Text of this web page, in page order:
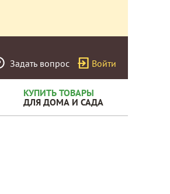
Задать вопрос Войти
КУПИТЬ ТОВАРЫ
ДЛЯ ДОМА И САДА